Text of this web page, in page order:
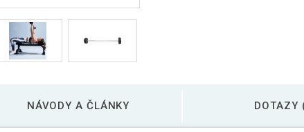
NÁVODY A ČLÁNKY DOTAZY